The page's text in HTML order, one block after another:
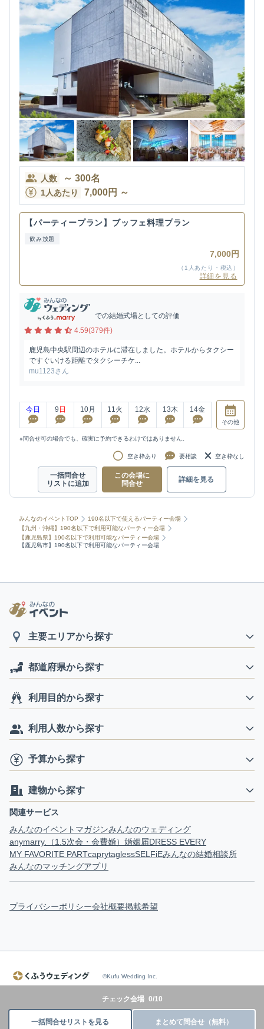
人数 ～ 300名
1人あたり 7,000円 ～
【パーティープラン】ブッフェ料理プラン
飲み放題
7,000円
（1人あたり・税込）
詳細を見る
での結婚式場としての評価
4.59(379件)
鹿児島中央駅周辺のホテルに滞在しました。ホテルからタクシー
ですぐいける距離でタクシーチケ...
mu1123さん
今日 9 日 10月 11 火 12水 13木 14金
その他
※問合せ可の場合でも、確実に予約できるわけではありません。
空き枠あり 要相談 空き枠なし
一括問合せ
リストに追加
この会場に
問合せ
詳細を見る
みんなのイベントTOP
190名以下で使えるパーティー会場
【九州・沖縄】190名以下で利用可能なパーティー会場
【鹿児島県】190名以下で利用可能なパーティー会場
【鹿児島市】190名以下で利用可能なパーティー会場
チェック会場 0/10
一括問合せリストを見る まとめて問合せ（無料）
主要エリアから探す
都道府県から探す
利用目的から探す
利用人数から探す
予算から探す
建物から探す
関連サービス
みんなのイベントマガジンみんなのウェディング
anymarry.（1.5次会・会費婚） 婚姻届DRESS EVERY
MY FAVORITE PARTcaprytaglessSELFiEみんなの結婚相談所
みんなのマッチングアプリ
プライバシーポリシー会社概要掲載希望
©Kufu Wedding Inc.